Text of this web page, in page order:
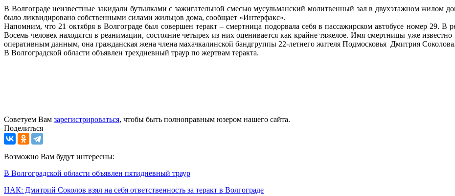
В Волгограде неизвестные закидали бутылками с зажигательной смесью мусульманский молитвенный зал в двухэтажном жилом
было ликвидировано собственными силами жильцов дома, сообщает «Интерфакс».
Напомним, что 21 октября в Волгограде был совершен теракт – смертница подорвала себя в пассажирском автобусе номер 29. В
Восемь человек находятся в реанимации, состояние четырех из них оценивается как крайне тяжелое. Имя смертницы уже
оперативным данным, она гражданская жена члена махачкалинской бандгруппы 22-летнего жителя Подмосковья Дмитрия Соколова.
В Волгоградской области объявлен трехдневный траур по жертвам теракта.
Советуем Вам зарегистрироваться, чтобы быть полноправным юзером нашего сайта.
Поделиться
Возможно Вам будут интересны:
В Волгоградской области объявлен пятидневный траур
НАК: Дмитрий Соколов взял на себя ответственность за теракт в Волгограде